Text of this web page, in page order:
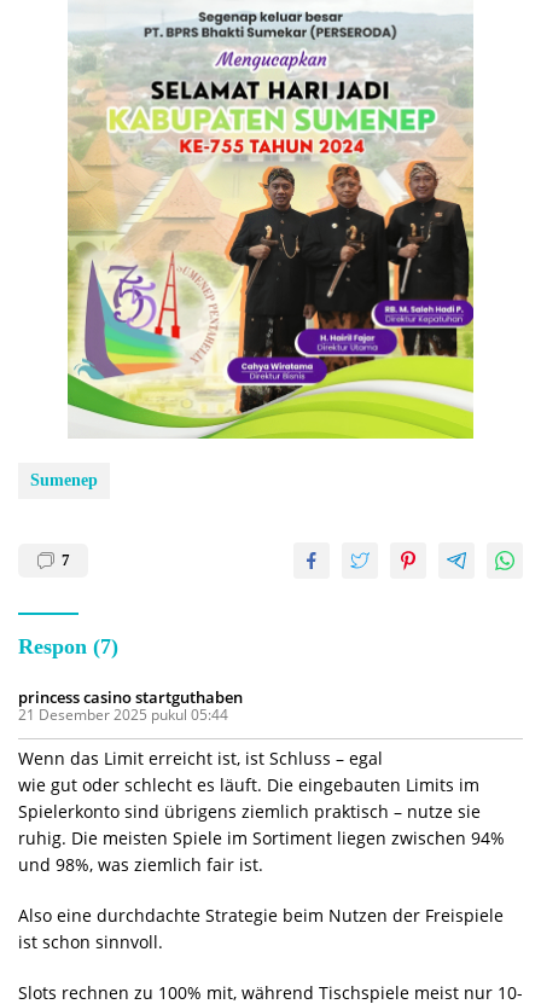
Sumenep
7
Respon (7)
princess casino startguthaben
21 Desember 2025 pukul 05:44
Wenn das Limit erreicht ist, ist Schluss – egal
wie gut oder schlecht es läuft. Die eingebauten Limits im
Spielerkonto sind übrigens ziemlich praktisch – nutze sie
ruhig. Die meisten Spiele im Sortiment liegen zwischen 94%
und 98%, was ziemlich fair ist.
Also eine durchdachte Strategie beim Nutzen der Freispiele
ist schon sinnvoll.
Slots rechnen zu 100% mit, während Tischspiele meist nur 10-